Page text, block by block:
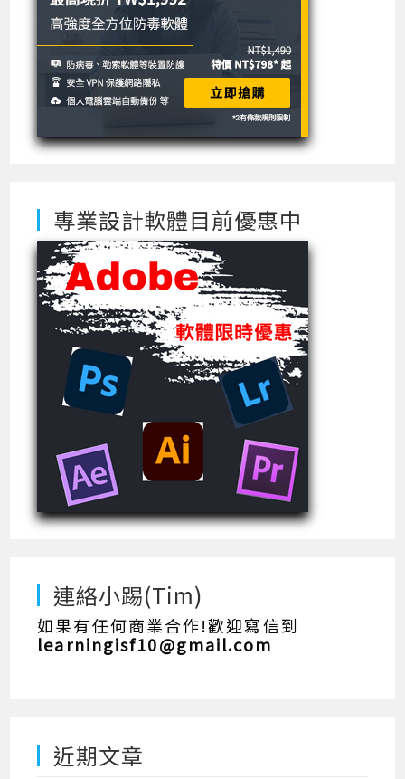
專業設計軟體目前優惠中
連絡小踢(Tim)
如果有任何商業合作!歡迎寫信到
learningisf10@gmail.com
近期文章